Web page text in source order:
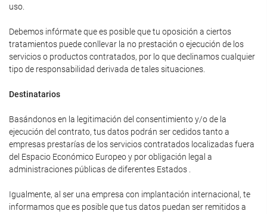
uso.
Debemos infórmate que es posible que tu oposición a ciertos
tratamientos puede conllevar la no prestación o ejecución de los
servicios o productos contratados, por lo que declinamos cualquier
tipo de responsabilidad derivada de tales situaciones.
Destinatarios
Basándonos en la legitimación del consentimiento y/o de la
ejecución del contrato, tus datos podrán ser cedidos tanto a
empresas prestarías de los servicios contratados localizadas fuera
del Espacio Económico Europeo y por obligación legal a
administraciones públicas de diferentes Estados .
Igualmente, al ser una empresa con implantación internacional, te
informamos que es posible que tus datos puedan ser remitidos a